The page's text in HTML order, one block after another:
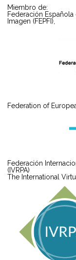
Miembro de:
Federación
Imagen (FEPFI),
Federation of
Federación
(IVRPA)
The International